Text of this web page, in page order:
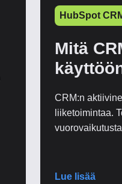
HubSpot
Mitä
CRM:n
liiketoimintaa.
Lue lisää